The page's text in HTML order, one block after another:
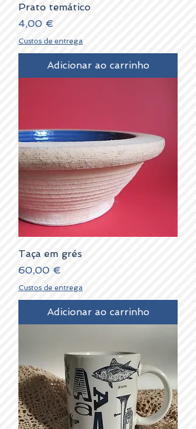
Prato temático
Preço
4,00 €
Custos de entrega
Adicionar ao carrinho
Taça em grés
Preço
60,00 €
Custos de entrega
Adicionar ao carrinho